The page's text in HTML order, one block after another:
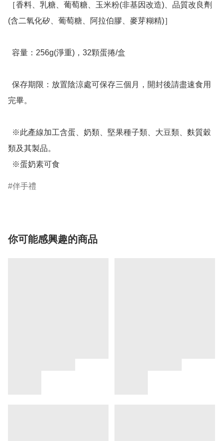
［香料、乳糖、葡萄糖、玉米粉(非基因改造)、品質改良劑
(含二氧化矽、葡萄糖、阿拉伯膠、麥芽糊精)］
完畢。
類及其製品。
  ※蛋奶素可食
伴手禮
你可能感興趣的商品